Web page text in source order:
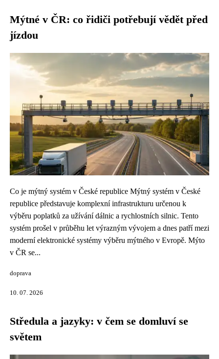
Mýtné v ČR: co řidiči potřebují vědět před
jízdou
Co je mýtný systém v České republice Mýtný systém v České
republice představuje komplexní infrastrukturu určenou k
výběru poplatků za užívání dálnic a rychlostních silnic. Tento
systém prošel v průběhu let výrazným vývojem a dnes patří mezi
moderní elektronické systémy výběru mýtného v Evropě. Mýto
v ČR se...
doprava
10. 07. 2026
Středula a jazyky: v čem se domluví se
světem